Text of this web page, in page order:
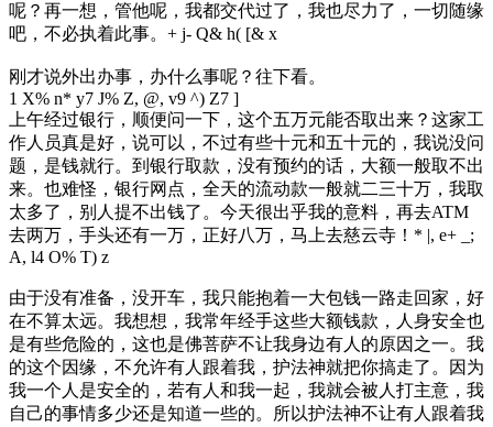
呢？再一想，管他呢，我都交代过了，我也尽力了，一切随缘
吧，不必执着此事。 + j- Q& h( [& x
刚才说外出办事，办什么事呢？往下看。
1 X% n* y7 J% Z, @, v9 ^) Z7 ]
上午经过银行，顺便问一下，这个五万元能否取出来？这家工
作人员真是好，说可以，不过有些十元和五十元的，我说没问
题，是钱就行。到银行取款，没有预约的话，大额一般取不出
来。也难怪，银行网点，全天的流动款一般就二三十万，我取
太多了，别人提不出钱了。今天很出乎我的意料，再去ATM
去两万，手头还有一万，正好八万，马上去慈云寺！ * |, e+ _;
A, l4 O% T) z
由于没有准备，没开车，我只能抱着一大包钱一路走回家，好
在不算太远。我想想，我常年经手这些大额钱款，人身安全也
是有些危险的，这也是佛菩萨不让我身边有人的原因之一。我
的这个因缘，不允许有人跟着我，护法神就把你搞走了。因为
我一个人是安全的，若有人和我一起，我就会被人打主意，我
自己的事情多少还是知道一些的。所以护法神不让有人跟着我